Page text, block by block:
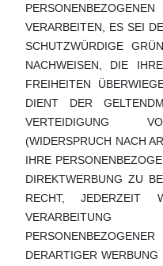
VERARBEITEN, ES SEI
SCHUTZWÜRDIGE
NACHWEISEN, DIE
FREIHEITEN
DIENT DER
VERTEIDIGUNG
(WIDERSPRUCH NACH
IHRE
DIREKTWERBUNG ZU
RECHT, JEDERZEIT
VERARBEITUNG
DERARTIGER